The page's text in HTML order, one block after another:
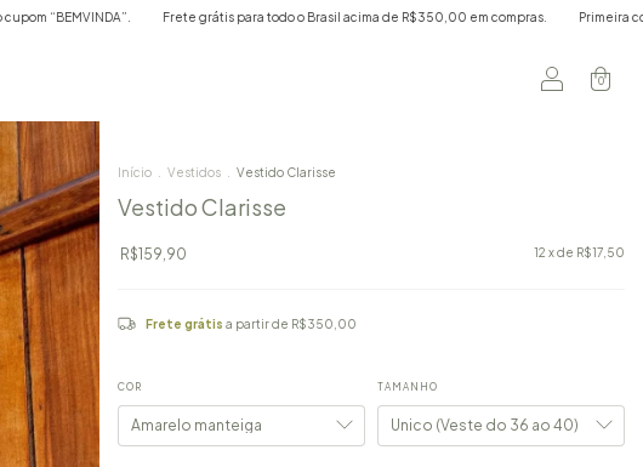
acima de R$350,00 em compras. Primeira compra? Use o cupom “BEMVINDA”. Frete grátis
0
Início Vestidos Vestido Clarisse
Vestido Clarisse
R$159,90 12 x de R$17,50
Frete grátis a partir de R$350,00
COR TAMANHO